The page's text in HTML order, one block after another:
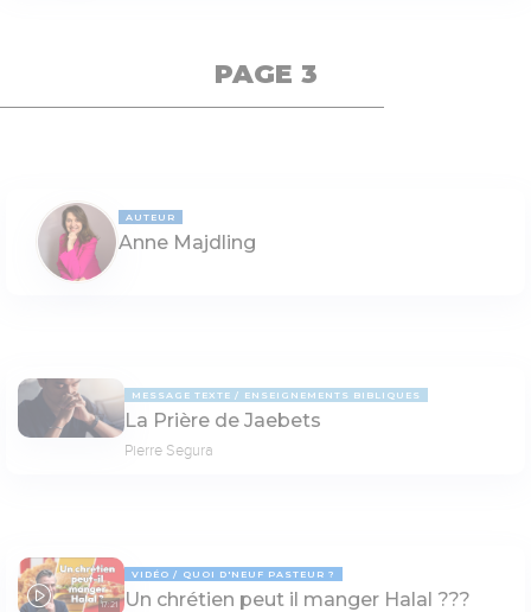
PAGE 3
AUTEUR
Anne Majdling
MESSAGE TEXTE ENSEIGNEMENTS BIBLIQUES
La Prière de Jaebets
Pierre Segura
17:21
VIDÉO QUOI D'NEUF PASTEUR ?
Un chrétien peut il manger Halal ???